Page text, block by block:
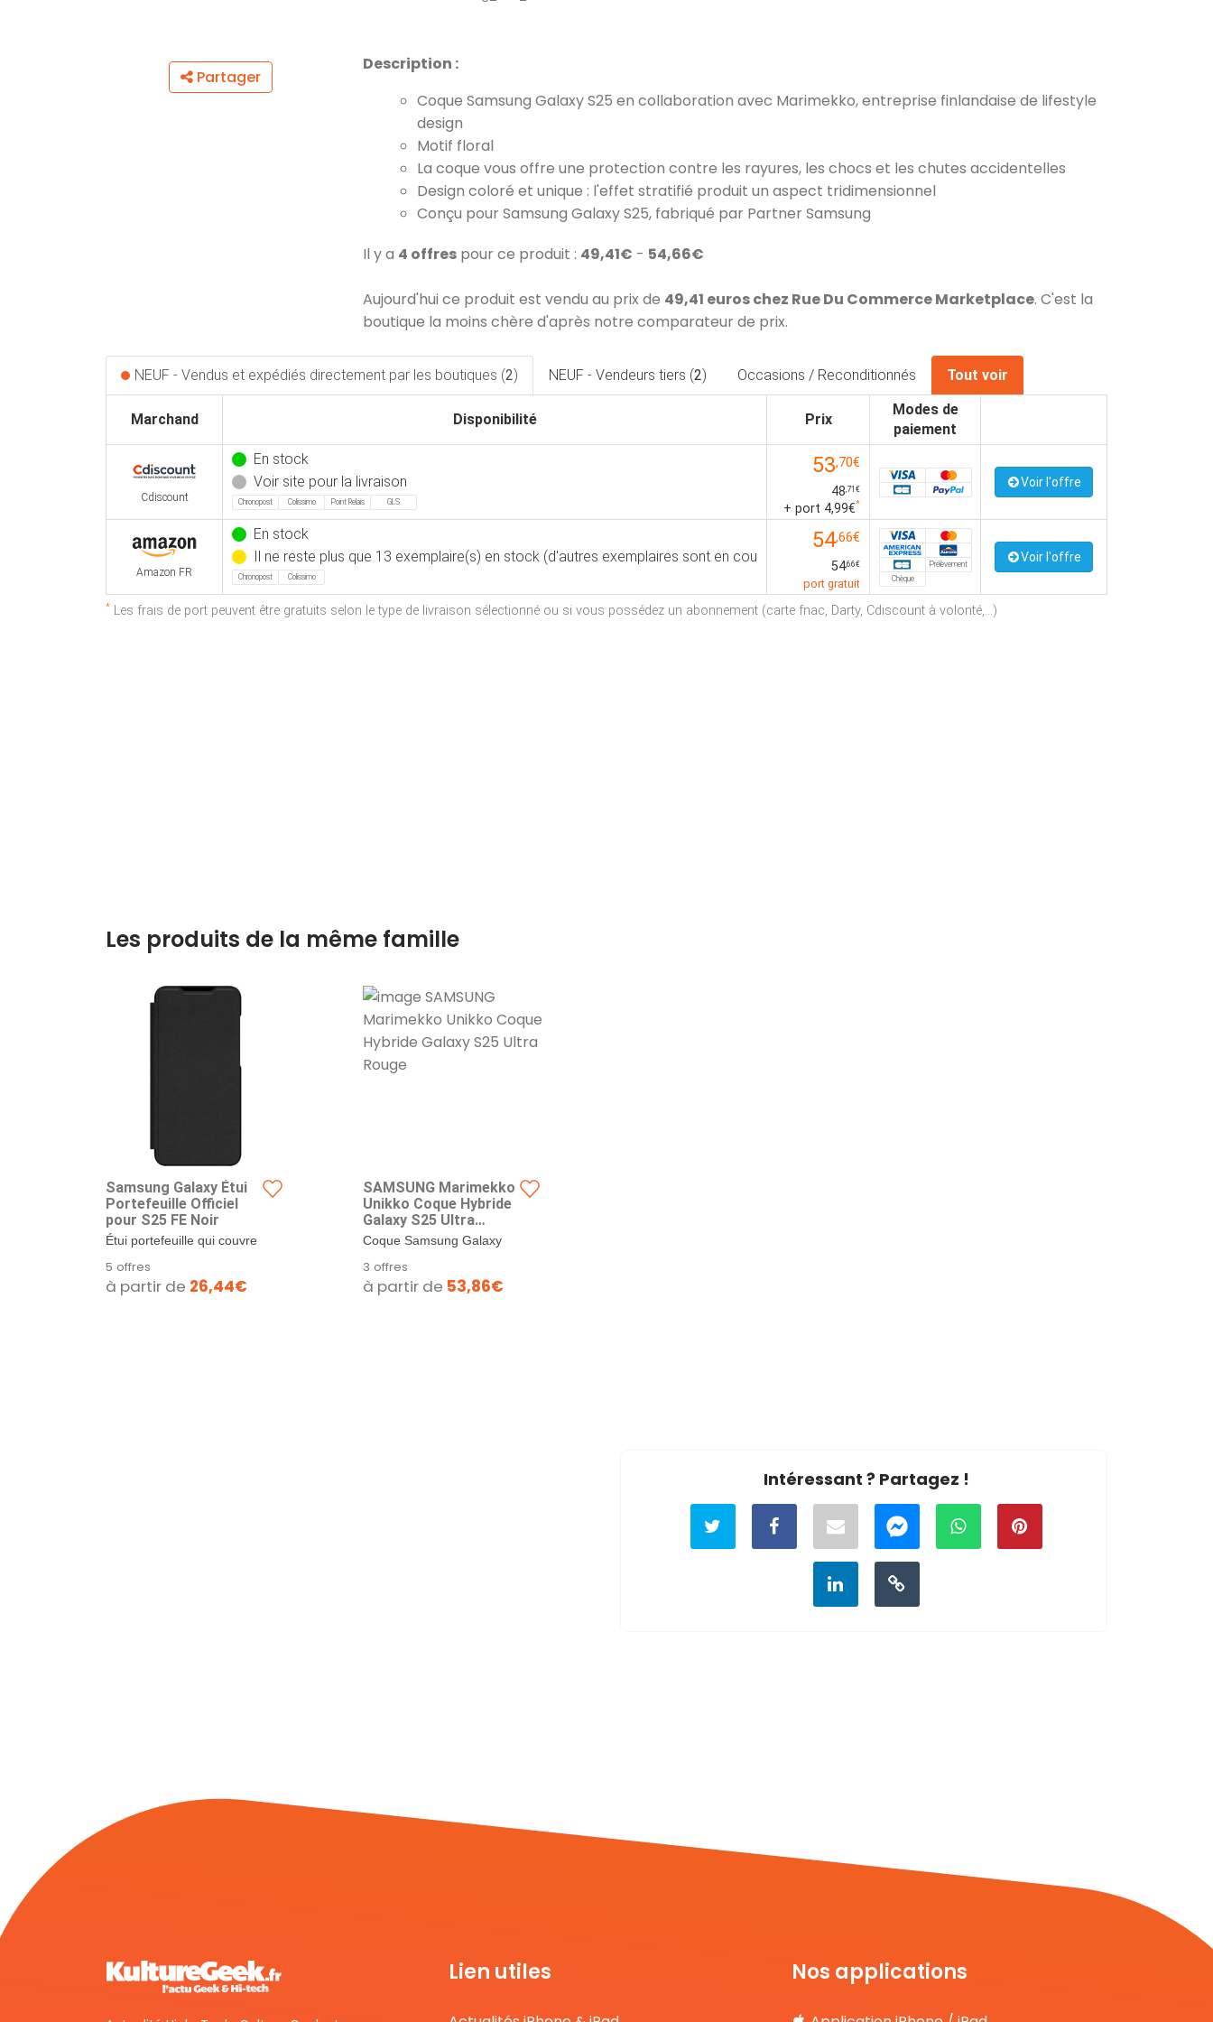
Partager
Description :
Coque Samsung Galaxy S25 en collaboration avec Marimekko, entreprise finlandaise de lifestyle
design
Motif floral
La coque vous offre une protection contre les rayures, les chocs et les chutes accidentelles
Design coloré et unique : l'effet stratifié produit un aspect tridimensionnel
Conçu pour Samsung Galaxy S25, fabriqué par Partner Samsung
Il y a 4 offres pour ce produit : 49,41€ - 54,66€
Aujourd'hui ce produit est vendu au prix de 49,41 euros chez Rue Du Commerce Marketplace. C'est la
boutique la moins chère d'après notre comparateur de prix.
NEUF - Vendus et expédiés directement par les boutiques (2) NEUF - Vendeurs tiers (2) Occasions / Reconditionnés Tout voir
Marchand Disponibilité Prix
Modes de
paiement
Cdiscount
En stock
Voir site pour la livraison
Chronopost Colissimo Point Relais GLS
53,70€
48,71€
+ port 4,99€*
Voir l'offre
Amazon FR
En stock
Il ne reste plus que 13 exemplaire(s) en stock (d'autres exemplaires sont en cou
Chronopost Colissimo
54,66€
54,66€
port gratuit
Prélèvement
Chèque
Voir l'offre
* Les frais de port peuvent être gratuits selon le type de livraison sélectionné ou si vous possédez un abonnement (carte fnac, Darty, Cdiscount à volonté,...)
Les produits de la même famille
Samsung Galaxy Étui
Portefeuille Officiel
pour S25 FE Noir
Étui portefeuille qui couvre
de...
5 offres
à partir de 26,44€
SAMSUNG Marimekko
Unikko Coque Hybride
Galaxy S25 Ultra
Rouge
Coque Samsung Galaxy
avec Marimekko,...
3 offres
à partir de 53,86€
Intéressant ? Partagez !
Lien utiles Nos applications